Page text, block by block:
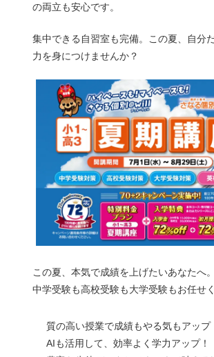
の両立も安心です。
集中できる自習室も完備。この夏、自分
力を身につけませんか？
この夏、本気で成績を上げたいあなたへ。
中学受験も高校受験も大学受験もお任せ
質の高い授業で成績もやる気もアップ
AIも活用して、効率よく学力アップ！